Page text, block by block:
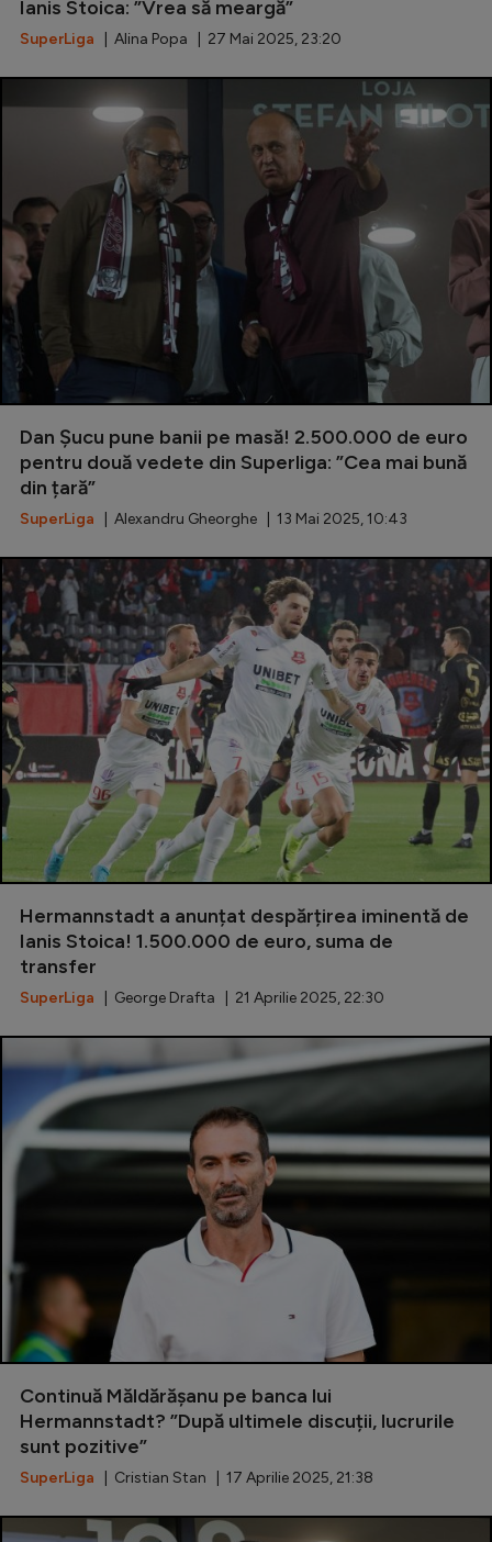
Ianis Stoica: ”Vrea să meargă”
SuperLiga | Alina Popa | 27 Mai 2025, 23:20
Dan Șucu pune banii pe masă! 2.500.000 de euro
pentru două vedete din Superliga: ”Cea mai bună
din țară”
SuperLiga | Alexandru Gheorghe | 13 Mai 2025, 10:43
Hermannstadt a anunțat despărțirea iminentă de
Ianis Stoica! 1.500.000 de euro, suma de
transfer
SuperLiga | George Drafta | 21 Aprilie 2025, 22:30
Continuă Măldărășanu pe banca lui
Hermannstadt? ”După ultimele discuții, lucrurile
sunt pozitive”
SuperLiga | Cristian Stan | 17 Aprilie 2025, 21:38